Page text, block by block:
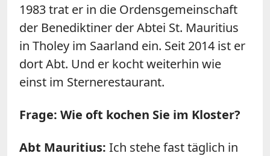
1983 trat er in die Ordensgemeinschaft
der Benediktiner der Abtei St. Mauritius
in Tholey im Saarland ein. Seit 2014 ist er
dort Abt. Und er kocht weiterhin wie
einst im Sternerestaurant.
Frage: Wie oft kochen Sie im Kloster?
Abt Mauritius: Ich stehe fast täglich in